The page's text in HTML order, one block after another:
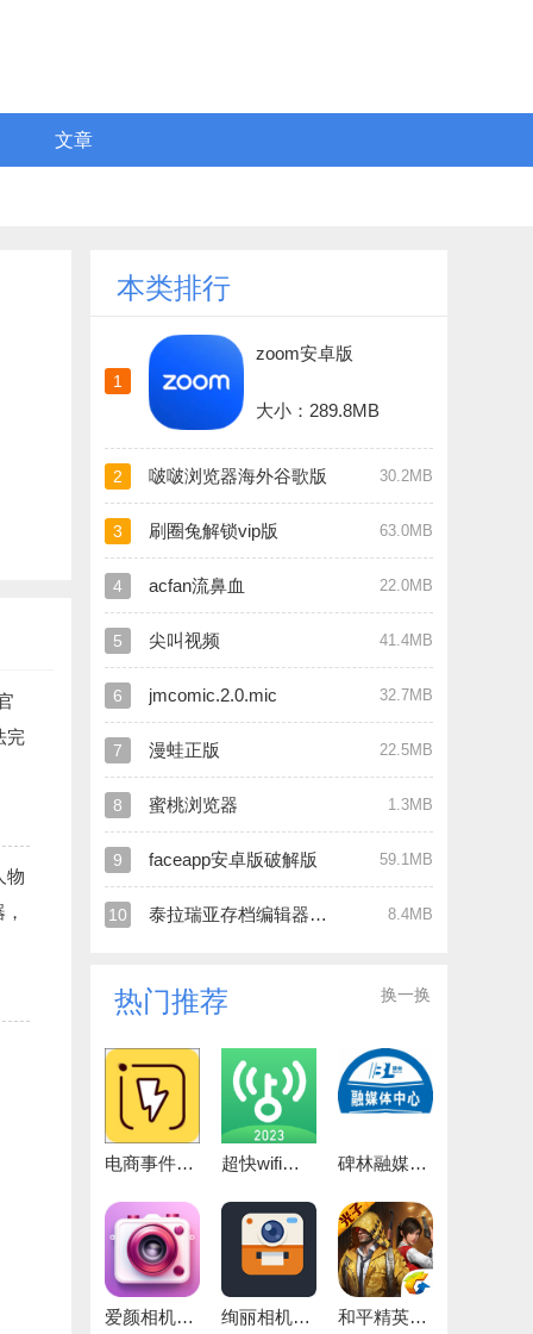
文章
完
物
本类排行
1
zoom安卓版
大小：289.8MB
2 啵啵浏览器海外谷歌版 30.2MB
3 刷圈兔解锁vip版 63.0MB
4 acfan流鼻血 22.0MB
5 尖叫视频 41.4MB
6 jmcomic.2.0.mic 32.7MB
7 漫蛙正版 22.5MB
8 蜜桃浏览器 1.3MB
9 faceapp安卓版破解版 59.1MB
10 泰拉瑞亚存档编辑器官网版 8.4MB
热门推荐 换一换
电商事件官方正版 超快wifi助手官方版 碑林融媒免费版
爱颜相机官方最新版 绚丽相机官方最新版 和平精英灵敏度正版